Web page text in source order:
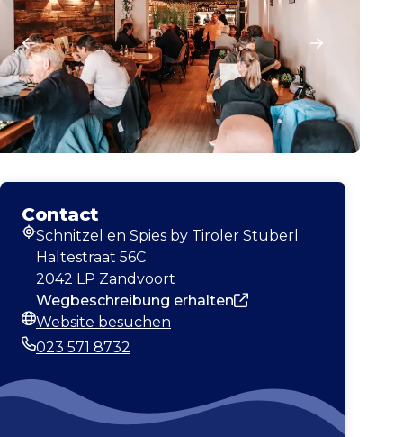
Contact
Adresse
Schnitzel en Spies by Tiroler Stuberl
Haltestraat 56C
2042 LP Zandvoort
Wegbeschreibung erhalten
Webseite
Website besuchen
023 571 8732